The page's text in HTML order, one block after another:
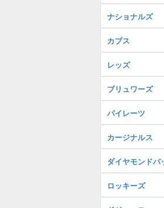
ナショナルズ
カブス
レッズ
ブリュワーズ
パイレーツ
カージナルス
ダイヤモンドバ
ロッキーズ